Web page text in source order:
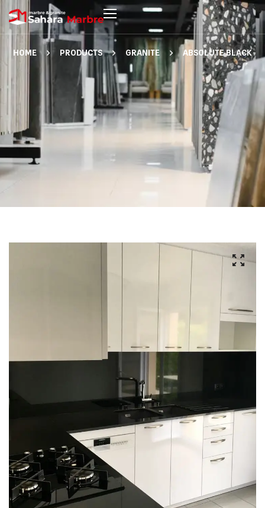
HOME PRODUCTS GRANITE ABSOLUTE BLACK